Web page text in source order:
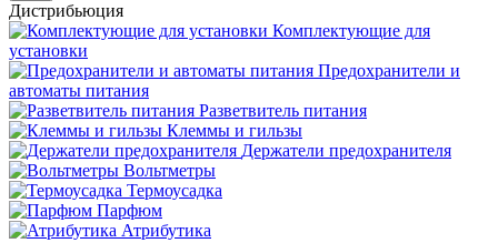
Дистрибьюция
Комплектующие для
установки
Предохранители и
автоматы питания
Разветвитель питания
Клеммы и гильзы
Держатели предохранителя
Вольтметры
Термоусадка
Парфюм
Атрибутика